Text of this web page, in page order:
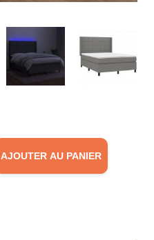
AJOUTER AU PANIER